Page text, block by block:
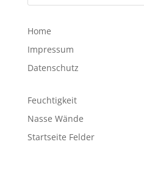
Home
Impressum
Datenschutz
Feuchtigkeit
Nasse Wände
Startseite Felder